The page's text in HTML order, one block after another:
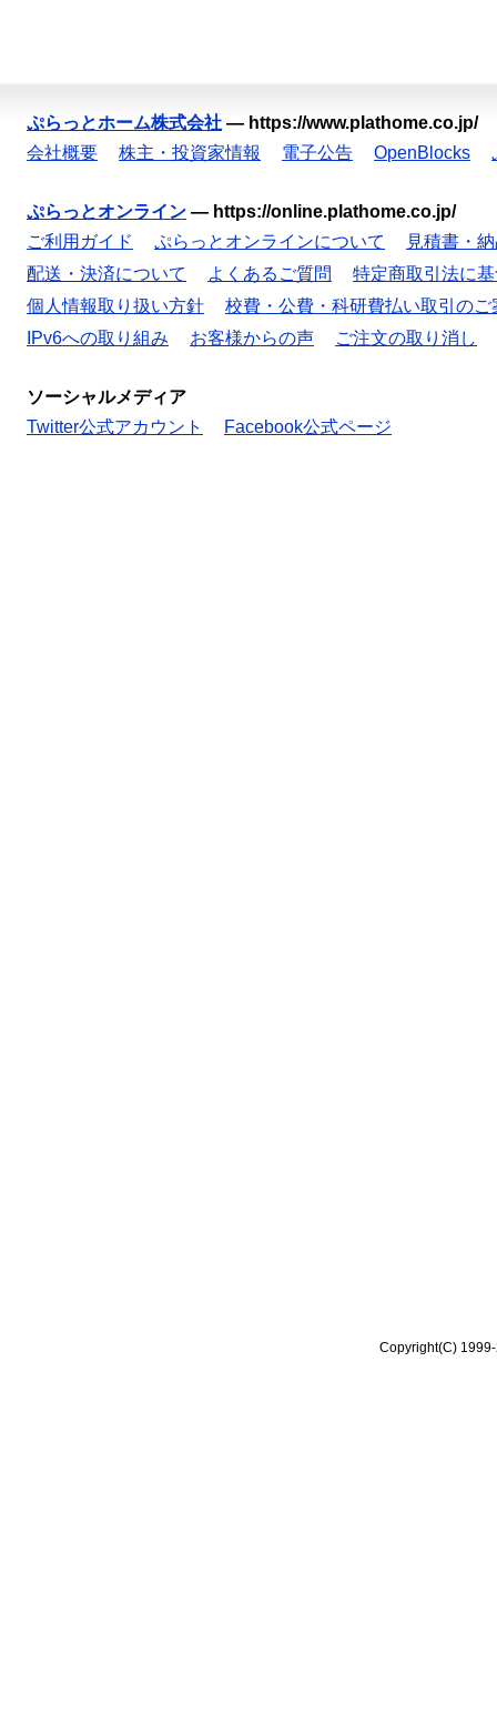
ぷらっとホーム株式会社 — https://www.plathome.co.jp/
会社概要
株主・投資家情報 電子公告 OpenBlocks
ぷらっとオンライン — https://online.plathome.co.jp/
ご利用ガイド
ぷらっとオンラインについて
見積書・
配送・決済について
よくあるご質問
特定商取引法に
個人情報取り扱い方針
校費・公費・科研費払い取引のご
IPv6への取り組み
お客様からの声 ご注文の取り消し
ソーシャルメディア
Twitter公式アカウント
Facebook公式ページ
Copyright(C)